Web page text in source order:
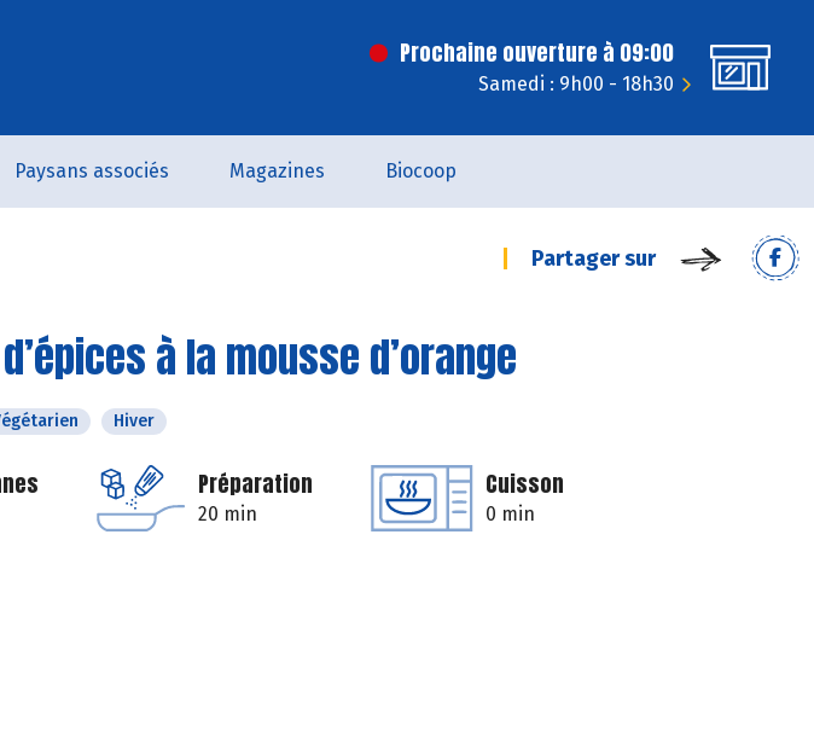
Prochaine ouverture à 09:00
Samedi : 9h00 - 18h30
Paysans associés Magazines Biocoop
Partager sur
à la mousse d’orange
Hiver
Préparation
20 min
Cuisson
0 min